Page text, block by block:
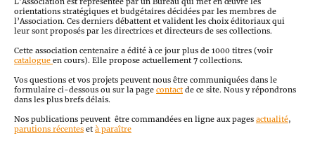
orientations stratégiques et budgétaires décidées par les membres de
l’Association. Ces derniers débattent et valident les choix éditoriaux qui
leur sont proposés par les directrices et directeurs de ses collections.
Cette association centenaire a édité à ce jour plus de 1000 titres (voir
catalogue en cours). Elle propose actuellement 7 collections.
Vos questions et vos projets peuvent nous être communiquées dans le
formulaire ci-dessous ou sur la page contact de ce site. Nous y répondrons
dans les plus brefs délais.
Nos publications peuvent être commandées en ligne aux pages actualité,
parutions récentes et à paraître